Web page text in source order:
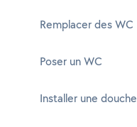
Remplacer des WC
Poser un WC
Installer une douche